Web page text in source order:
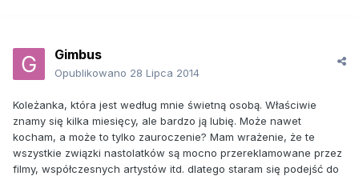
Gimbus
Opublikowano 28 Lipca 2014
Koleżanka, która jest według mnie świetną osobą. Właściwie
znamy się kilka miesięcy, ale bardzo ją lubię. Może nawet
kocham, a może to tylko zauroczenie? Mam wrażenie, że te
wszystkie związki nastolatków są mocno przereklamowane przez
filmy, współczesnych artystów itd. dlatego staram się podejść do